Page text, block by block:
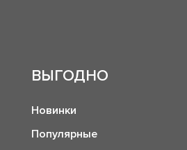
ВЫГОДНО
Новинки
Популярные